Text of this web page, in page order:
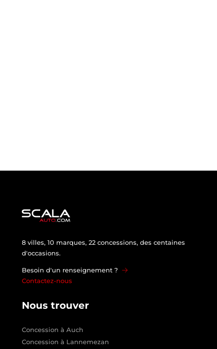
8 villes, 10 marques, 22 concessions, des centaines
d'occasions.
Besoin d'un renseignement ?
Contactez-nous
Nous trouver
Concession à Auch
Concession à Lannemezan